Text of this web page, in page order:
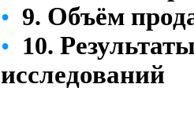
• 9. Объём
• 10. Резу
исследований